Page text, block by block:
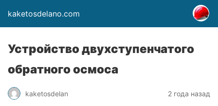
kaketosdelano.com
Устройство двухступенчатого
обратного осмоса
kaketosdelan 2 года назад